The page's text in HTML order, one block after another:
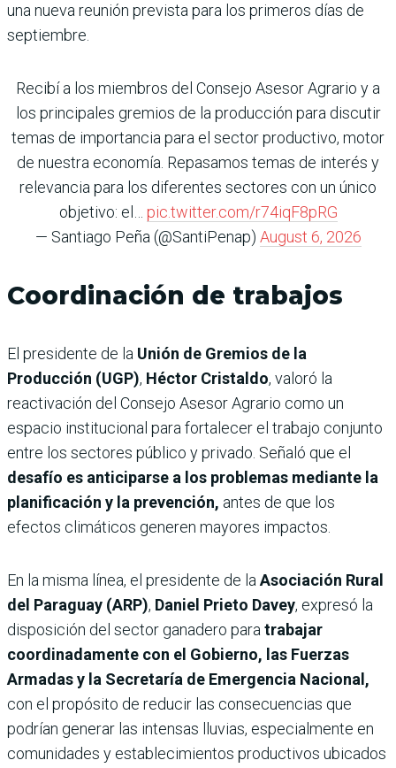
una nueva reunión prevista para los primeros días de
septiembre.
Recibí a los miembros del Consejo Asesor Agrario y a
los principales gremios de la producción para discutir
temas de importancia para el sector productivo, motor
de nuestra economía. Repasamos temas de interés y
relevancia para los diferentes sectores con un único
objetivo: el… pic.twitter.com/r74iqF8pRG
— Santiago Peña (@SantiPenap) August 6, 2026
Coordinación de trabajos
El presidente de la Unión de Gremios de la
Producción (UGP), Héctor Cristaldo, valoró la
reactivación del Consejo Asesor Agrario como un
espacio institucional para fortalecer el trabajo conjunto
entre los sectores público y privado. Señaló que el
desafío es anticiparse a los problemas mediante la
planificación y la prevención, antes de que los
efectos climáticos generen mayores impactos.
En la misma línea, el presidente de la Asociación Rural
del Paraguay (ARP), Daniel Prieto Davey, expresó la
disposición del sector ganadero para trabajar
coordinadamente con el Gobierno, las Fuerzas
Armadas y la Secretaría de Emergencia Nacional,
con el propósito de reducir las consecuencias que
podrían generar las intensas lluvias, especialmente en
comunidades y establecimientos productivos ubicados